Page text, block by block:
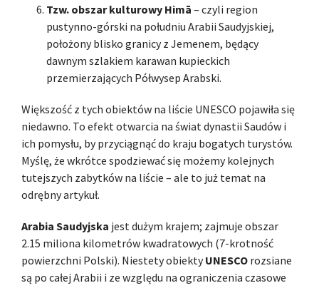
Tzw. obszar kulturowy Himā – czyli region
pustynno-górski na południu Arabii Saudyjskiej,
położony blisko granicy z Jemenem, będący
dawnym szlakiem karawan kupieckich
przemierzających Półwysep Arabski.
Większość z tych obiektów na liście UNESCO pojawiła się
niedawno. To efekt otwarcia na świat dynastii Saudów i
ich pomysłu, by przyciągnąć do kraju bogatych turystów.
Myślę, że wkrótce spodziewać się możemy kolejnych
tutejszych zabytków na liście – ale to już temat na
odrębny artykuł.
Arabia Saudyjska jest dużym krajem; zajmuje obszar
2.15 miliona kilometrów kwadratowych (7-krotność
powierzchni Polski). Niestety obiektyUNESCO rozsiane
są po całej Arabii i ze względu na ograniczenia czasowe